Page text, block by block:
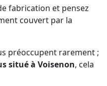
fabrication et pensez
couvert par la
préoccupent rarement ;
situé à Voisenon, cela